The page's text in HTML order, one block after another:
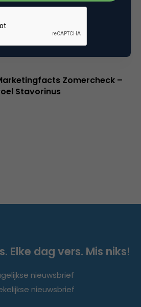
casino’s krijgen nieuwe
Zomercheck –
Stavorinus
Elke dag vers. Mis niks!
nieuwsbrief
nieuwsbrief